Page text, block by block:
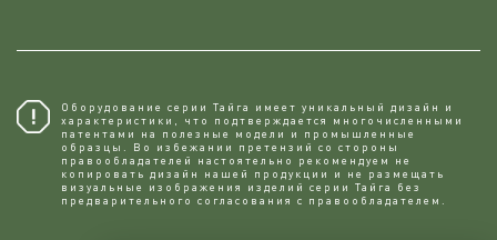
Оборудование серии Тайга имеет уникальный дизайн и
характеристики, что подтверждается многочисленными
патентами на полезные модели и промышленные
образцы. Во избежании претензий со стороны
правообладателей настоятельно рекомендуем не
копировaть дизайн нашей продукции и не размещать
визуальные изображения изделий серии Тайга без
предварительного согласования с правообладателем.